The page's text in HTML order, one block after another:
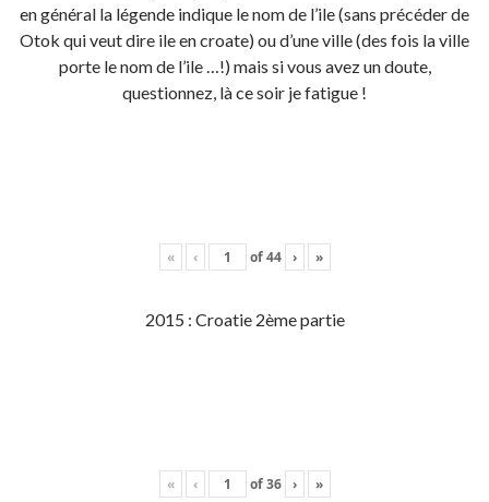
en général la légende indique le nom de l’ile (sans précéder de
Otok qui veut dire ile en croate) ou d’une ville (des fois la ville
porte le nom de l’ile …!) mais si vous avez un doute,
questionnez, là ce soir je fatigue !
« ‹ of44 › »
2015 : Croatie 2ème partie
« ‹ of36 › »